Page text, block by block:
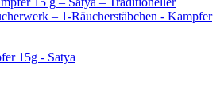
15g - Satya